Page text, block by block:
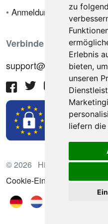
zu
Erlebnis
bieten,
unseren
liefern
• Anmeldung
Verbinde dich mit uns
support@hiringnotes.com
© 2026 Hiring Notes.
Cookie-Einstellungen